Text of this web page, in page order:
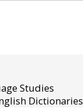
Studies
Dictionaries